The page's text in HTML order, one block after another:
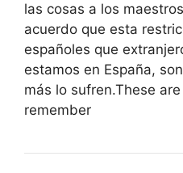
las cosas a los
acuerdo que esta
españoles que
estamos en España,
más lo sufren.These are
remember